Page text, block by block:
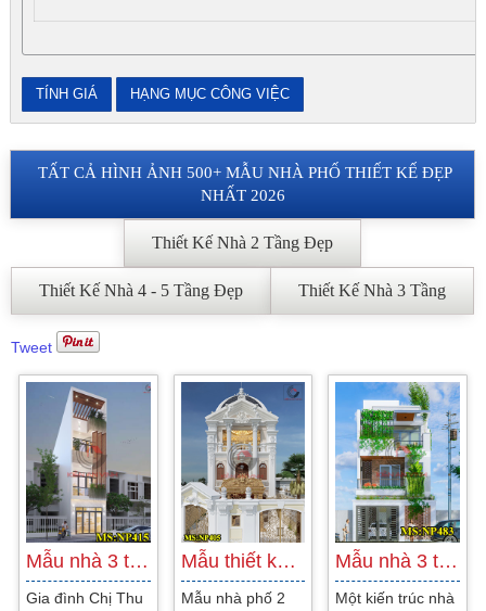
TẤT CẢ HÌNH ẢNH 500+ MẪU NHÀ PHỐ THIẾT KẾ ĐẸP
NHẤT 2026
Thiết Kế Nhà 2 Tầng Đẹp
Thiết Kế Nhà 4 - 5 Tầng Đẹp Thiết Kế Nhà 3 Tầng
Tweet
Mẫu nhà 3 tầng hiện đại tại Bình Thuận
Gia đình Chị Thu
Mẫu thiết kế nhà phố 3 tầng 2 mặt tiền…
Mẫu nhà phố 2
Mẫu nhà 3 tầng hiện đại đẹp độc đáo…
Một kiến trúc nhà